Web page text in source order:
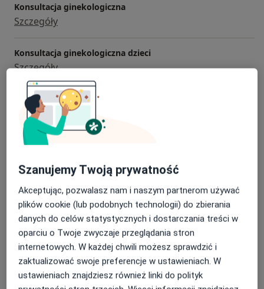
Konsultacja ginekologiczna
Szczegóły
Konsultacja ginekologiczna dzieci
Szczegóły
Antykoncepcja
Szczegóły
Badania ginekologiczne
Cytologia
Szczegóły
+ 5 usług
W jaki sposób ustalane są ceny?
Szanujemy Twoją prywatność
Akceptując, pozwalasz nam i naszym partnerom używać
plików cookie (lub podobnych technologii) do zbierania
danych do celów statystycznych i dostarczania treści w
oparciu o Twoje zwyczaje przeglądania stron
internetowych. W każdej chwili możesz sprawdzić i
zaktualizować swoje preferencje w ustawieniach. W
ustawieniach znajdziesz również linki do polityk